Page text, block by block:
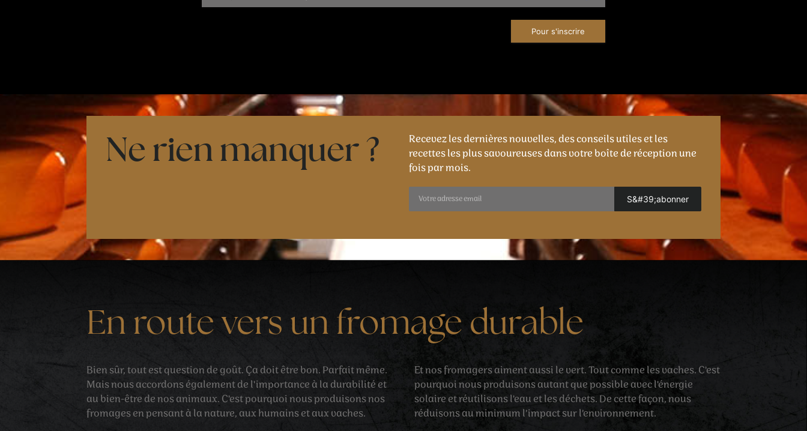
Pour s'inscrire
Ne rien manquer ?
Recevez les dernières nouvelles, des conseils utiles et les
recettes les plus savoureuses dans votre boîte de réception une
fois par mois.
En route vers un fromage durable
Bien sûr, tout est question de goût. Ça doit être bon. Parfait même.
Mais nous accordons également de l'importance à la durabilité et
au bien-être de nos animaux. C'est pourquoi nous produisons nos
fromages en pensant à la nature, aux humains et aux vaches.
Et nos fromagers aiment aussi le vert. Tout comme les vaches. C'est
pourquoi nous produisons autant que possible avec l'énergie
solaire et réutilisons l'eau et les déchets. De cette façon, nous
réduisons au minimum l’impact sur l’environnement.